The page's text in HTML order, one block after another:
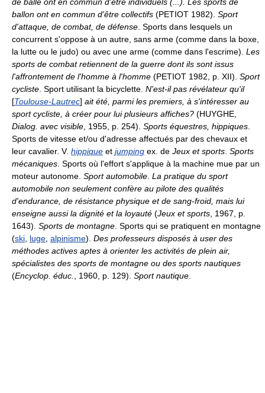
ballon ont en commun d'être collectifs (PETIOT 1982). Sport
d'attaque, de combat, de défense . Sports dans lesquels un
concurrent s'oppose à un autre, sans arme (comme dans la boxe,
la lutte ou le judo) ou avec une arme (comme dans l'escrime). Les
sports de combat retiennent de la guerre dont ils sont issus
l'affrontement de l'homme à l'homme (PETIOT 1982, p. XII). Sport
cycliste . Sport utilisant la bicyclette. N'est-il pas révélateur qu'il
[Toulouse-Lautrec] ait été, parmi les premiers, à s'intéresser au
sport cycliste, à créer pour lui plusieurs affiches? (HUYGHE,
Dialog. avec visible , 1955, p. 254). Sports équestres, hippiques
Sports de vitesse et/ou d'adresse affectués par des chevaux et
leur cavalier. V. hippique et jumping ex. de Jeux et sports Sports
mécaniques . Sports où l'effort s'applique à la machine mue par un
moteur autonome. Sport automobile La pratique du sport
automobile non seulement confère au pilote des qualités
d'endurance, de résistance physique et de sang-froid, mais lui
enseigne aussi la dignité et la loyauté (Jeux et sports , 1967, p.
1643). Sports de montagne . Sports qui se pratiquent en montagne
(ski luge alpinisme). Des professeurs disposés à user des
méthodes actives aptes à orienter les activités de plein air,
spécialistes des sports de montagne ou des sports nautiques
(Encyclop. éduc. , 1960, p. 129). Sport nautique